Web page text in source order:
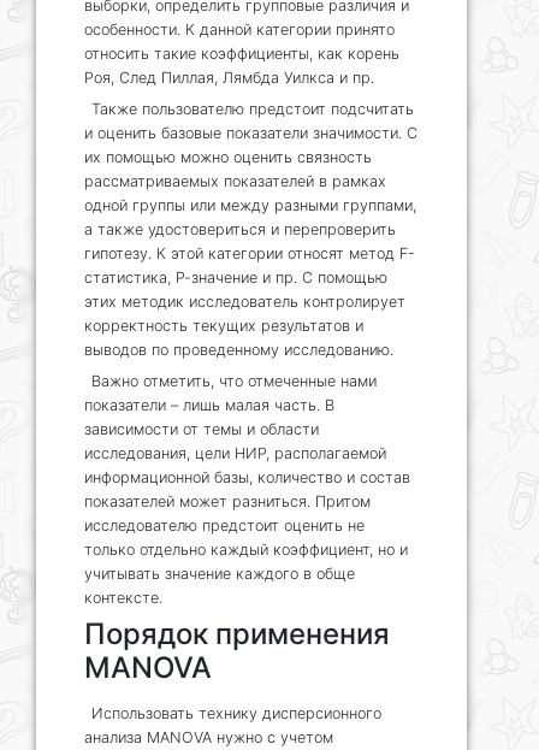
выборки, определить групповые различия и
особенности. К данной категории принято
относить такие коэффициенты, как корень
Роя, След Пиллая, Лямбда Уилкса и пр.
Также пользователю предстоит подсчитать
и оценить базовые показатели значимости. С
их помощью можно оценить связность
рассматриваемых показателей в рамках
одной группы или между разными группами,
а также удостовериться и перепроверить
гипотезу. К этой категории относят метод F-
статистика, Р-значение и пр. С помощью
этих методик исследователь контролирует
корректность текущих результатов и
выводов по проведенному исследованию.
Важно отметить, что отмеченные нами
показатели – лишь малая часть. В
зависимости от темы и области
исследования, цели НИР, располагаемой
информационной базы, количество и состав
показателей может разниться. Притом
исследователю предстоит оценить не
только отдельно каждый коэффициент, но и
учитывать значение каждого в обще
контексте.
Порядок применения
MANOVA
Использовать технику дисперсионного
анализа MANOVA нужно с учетом